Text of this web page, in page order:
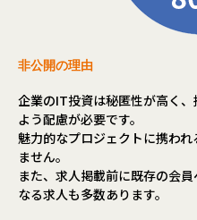
非公開の理由
企業のIT投資は秘匿性が高く
よう配慮が必要です。
魅力的なプロジェクトに携わ
ません。
また、求人掲載前に既存の会
なる求人も多数あります。